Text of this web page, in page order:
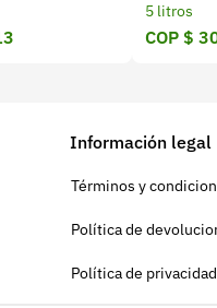
5 litros
COP $
Información legal
Términos y
Política de
Política de privacidad